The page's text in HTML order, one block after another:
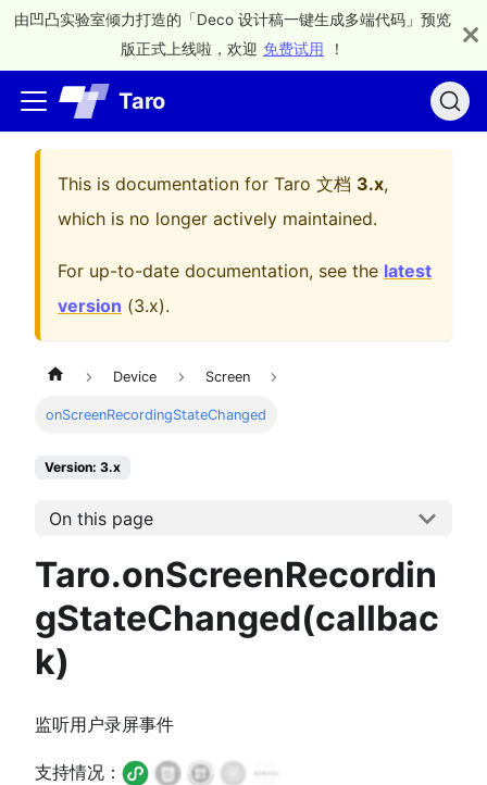
由凹凸实验室倾力打造的「Deco 设计稿一键生成多端代码」预览
版正式上线啦，欢迎 免费试用 ！
Taro
This is documentation for Taro 文档 3.x,
which is no longer actively maintained.
For up-to-date documentation, see the latest
version (3.x).
Device Screen
onScreenRecordingStateChanged
Version: 3.x
On this page
Taro.onScreenRecordin
gStateChanged(callbac
k)
监听用户录屏事件
支持情况：